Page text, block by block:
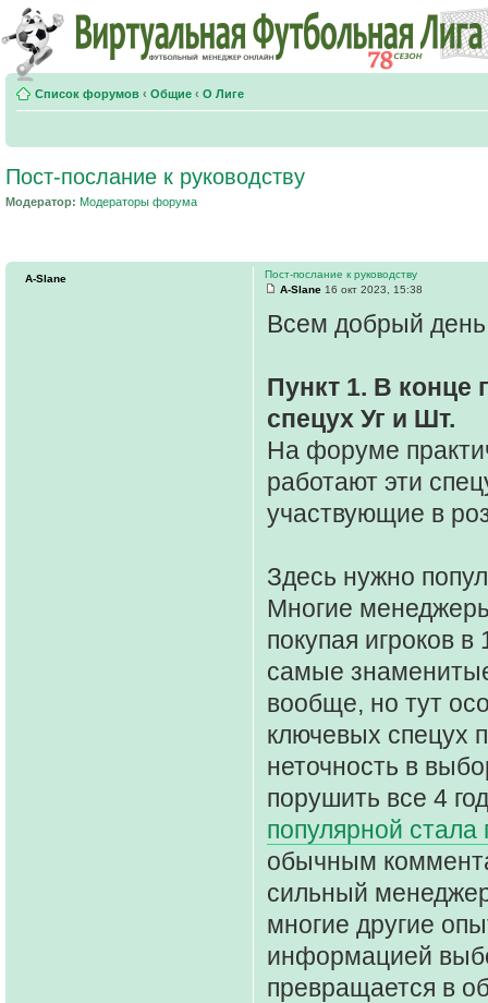
Список форумов ‹ Общие ‹ О Лиге
Пост-послание к руководству
Модератор: Модераторы форума
Пост-послание к руководству
A-Slane 16 окт 2023, 15:38
Всем добрый
Пункт 1. В
спецух Уг и Шт.
На форуме
работают эти
участвующие в
Здесь нужно
Многие
покупая игроков
самые
вообще, но тут
ключевых спецух
неточность в
порушить все 4
популярной
обычным
сильный
многие другие
информацией
превращается в
A-Slane